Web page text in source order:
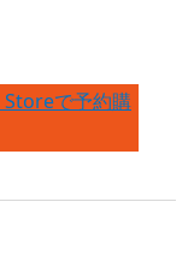
Storeで予約購